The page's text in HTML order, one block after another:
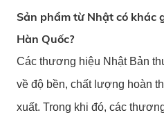
Sản phẩm từ Nhật có khác
Hàn Quốc?
Các thương hiệu Nhật Bản
về độ bền, chất lượng hoàn
xuất. Trong khi đó, các